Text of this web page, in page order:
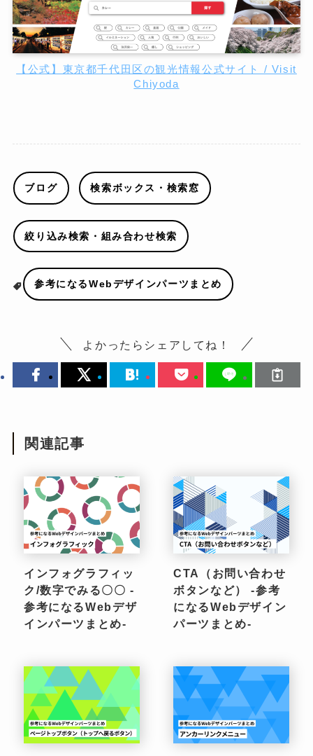
【公式】東京都千代田区の観光情報公式サイト / Visit
Chiyoda
ブログ 検索ボックス・検索窓
絞り込み検索・組み合わせ検索
参考になるWebデザインパーツまとめ
よかったらシェアしてね！
関連記事
インフォグラフィッ
ク/数字でみる〇〇 -
参考になるWebデザ
インパーツまとめ-
CTA（お問い合わせ
ボタンなど） -参考
になるWebデザイン
パーツまとめ-